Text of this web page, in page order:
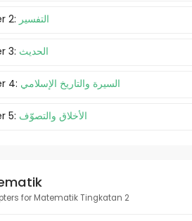
2: التفسير
3: الحديث
4: السيرة والتاريخ الإسلامي
5: الأخلاق والتصوّف
for Matematik Tingkatan 2